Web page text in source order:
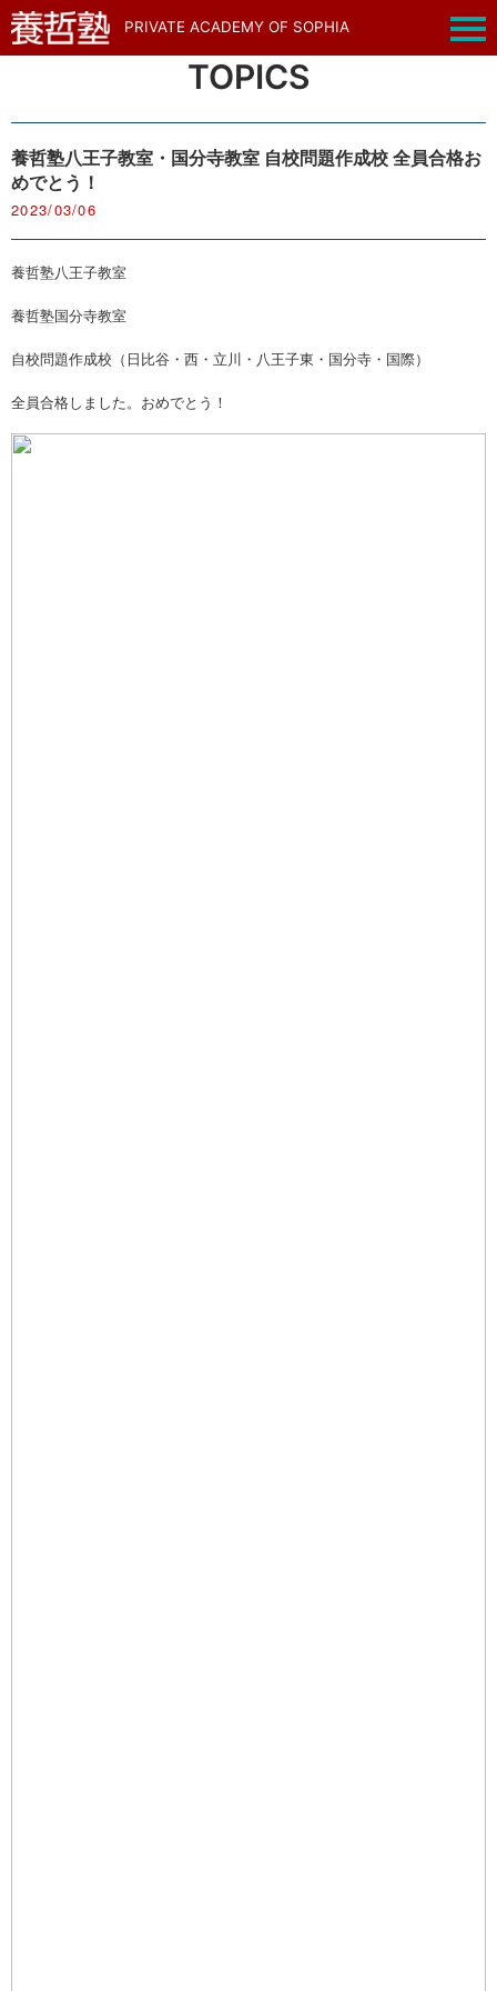
PRIVATE ACADEMY OF SOPHIA
TOPICS
養哲塾八王子教室・国分寺教室 自校問題作成校 全員合格お
めでとう！
2023/03/06
養哲塾八王子教室
養哲塾国分寺教室
自校問題作成校（日比谷・西・立川・八王子東・国分寺・国際）
全員合格しました。おめでとう！